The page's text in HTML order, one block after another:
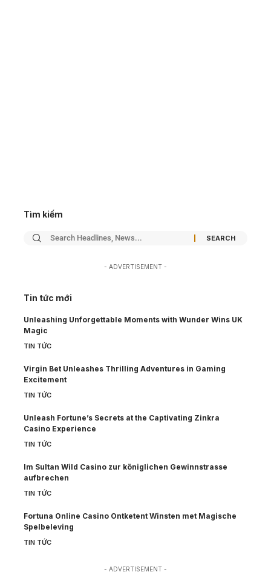
Tìm kiếm
- ADVERTISEMENT -
Tin tức mới
Unleashing Unforgettable Moments with Wunder Wins UK
Magic
TIN TỨC
Virgin Bet Unleashes Thrilling Adventures in Gaming
Excitement
TIN TỨC
Unleash Fortune’s Secrets at the Captivating Zinkra
Casino Experience
TIN TỨC
Im Sultan Wild Casino zur königlichen Gewinnstrasse
aufbrechen
TIN TỨC
Fortuna Online Casino Ontketent Winsten met Magische
Spelbeleving
TIN TỨC
- ADVERTISEMENT -